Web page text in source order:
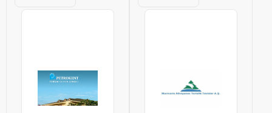
курортный отель
мероприятия на